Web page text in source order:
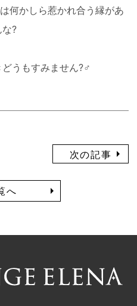
何かしら惹かれ合う縁があ
?
うもすみません?‍♂️
次の記事
へ